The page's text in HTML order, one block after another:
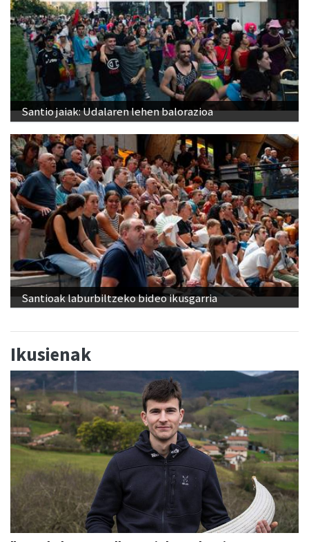
Santio jaiak: Udalaren lehen balorazioa
Santioak laburbiltzeko bideo ikusgarria
Ikusienak